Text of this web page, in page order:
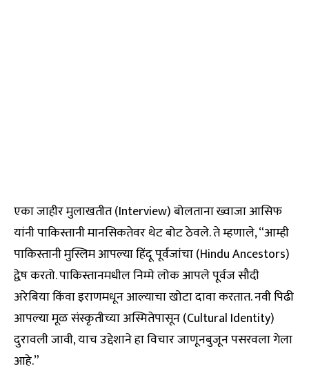
एका जाहीर मुलाखतीत (Interview) बोलताना ख्वाजा आसिफ
यांनी पाकिस्तानी मानसिकतेवर थेट बोट ठेवले. ते म्हणाले, “आम्ही
पाकिस्तानी मुस्लिम आपल्या हिंदू पूर्वजांचा (Hindu Ancestors)
द्वेष करतो. पाकिस्तानमधील निम्मे लोक आपले पूर्वज सौदी
अरेबिया किंवा इराणमधून आल्याचा खोटा दावा करतात. नवी पिढी
आपल्या मूळ संस्कृतीच्या अस्मितेपासून (Cultural Identity)
दुरावली जावी, याच उद्देशाने हा विचार जाणूनबुजून पसरवला गेला
आहे.”